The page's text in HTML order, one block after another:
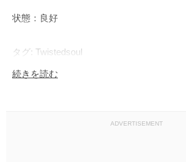
状態：良好
タグ: Twistedsoul
続きを読む
ADVERTISEMENT